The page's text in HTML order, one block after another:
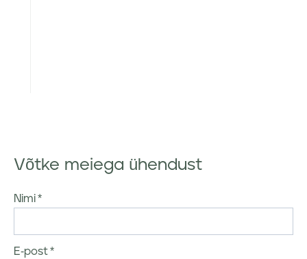
Võtke meiega ühendust
Nimi
E-post